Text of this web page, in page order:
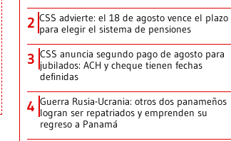
2 CSS advierte: el 18 de agosto vence el plazo
para elegir el sistema de pensiones
3 CSS anuncia segundo pago de agosto para
jubilados: ACH y cheque tienen fechas
definidas
4 Guerra Rusia-Ucrania: otros dos panameños
logran ser repatriados y emprenden su
regreso a Panamá